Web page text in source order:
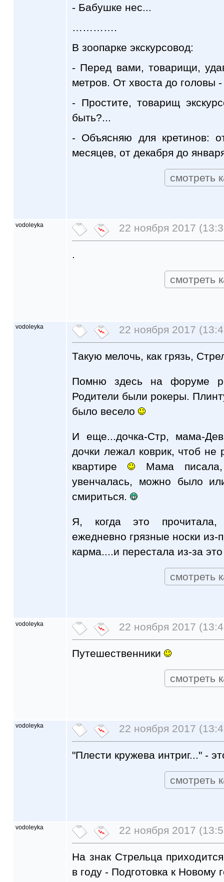
- Бабушке нес...
………….
В зоопарке экскурсовод:
- Перед вами, товарищи,
метров. От хвоста до головы
- Простите, товарищ
быть?...
- Объясняю для кретинов:
месяцев, от декабря до
смотреть
vodoleyka 22 ноября 2017
.
смотреть
vodoleyka 22 ноября 2017
Такую мелочь, как грязь,
Помню здесь на форуме
Родители были рокеры.
было весело
И еще...дочка-Стр, мама-
дочки лежал коврик, чтоб не
квартире
Мама
увенчалась, можно было
смириться.
Я, когда это прочитала,
ежедневно грязные носки
карма....и перестала из-за
смотреть
vodoleyka 22 ноября 2017
Путешественники
смотреть
vodoleyka 22 ноября 2017
"Плести кружева интриг..." -
смотреть
vodoleyka 22 ноября 2017
На знак Стрельца
в году - Подготовка к Новому